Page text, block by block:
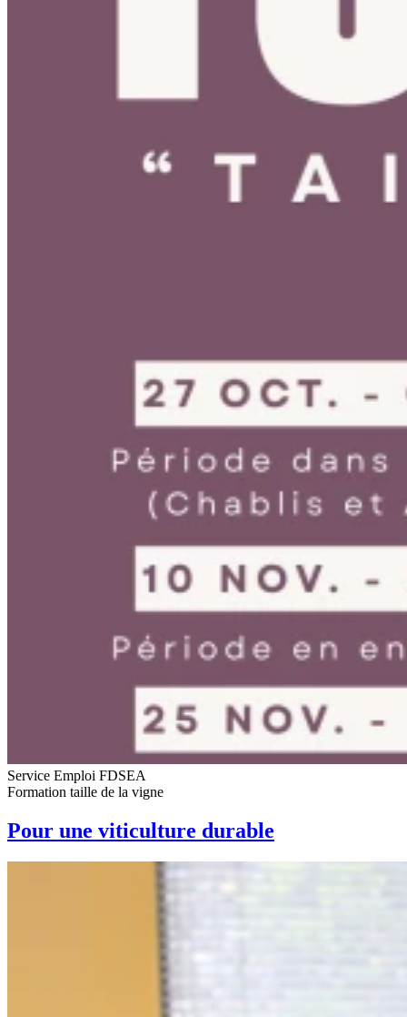
Service Emploi FDSEA
Formation taille de la vigne
Pour une viticulture durable